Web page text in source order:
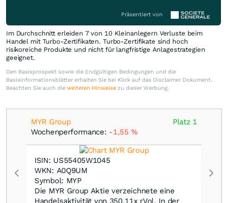
Präsentiert von
Im Durchschnitt erleiden 7 von 10 Kleinanlegern Verluste beim
Handel mit Turbo-Zertifikaten. Turbo-Zertifikate sind hoch
risikoreiche Produkte und nicht für langfristige Anlagestrategien
geeignet.
Den Basisprospekt sowie die Endgültigen Bedingungen und die
Basisinformationsblätter erhalten Sie bei Klick auf das Disclaimer Dokument.
Beachten Sie auch die weiteren Hinweise zu dieser Werbung.
MYR Group
Wochenperformance: -1,55 %
Platz 1
ISIN: US55405W1045
WKN: A0Q9UM
Symbol: MYP
Die MYR Group Aktie verzeichnete eine
Handelsaktivität von 350,11x rVol. In der